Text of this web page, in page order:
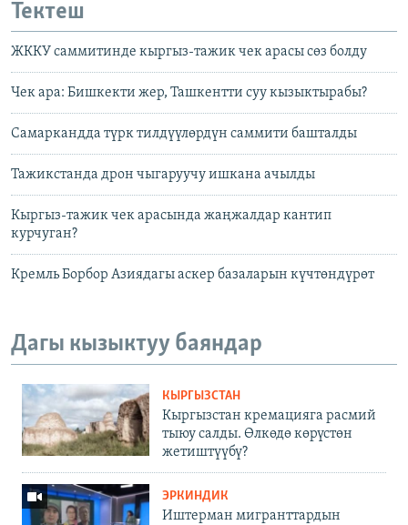
Тектеш
ЖККУ саммитинде кыргыз-тажик чек арасы сөз болду
Чек ара: Бишкекти жер, Ташкентти суу кызыктырабы?
Самаркандда түрк тилдүүлөрдүн саммити башталды
Тажикстанда дрон чыгаруучу ишкана ачылды
Кыргыз-тажик чек арасында жаңжалдар кантип
курчуган?
Кремль Борбор Азиядагы аскер базаларын күчтөндүрөт
Дагы кызыктуу баяндар
КЫРГЫЗСТАН
Кыргызстан кремацияга расмий
тыюу салды. Өлкөдө көрүстөн
жетиштүүбү?
ЭРКИНДИК
Иштерман мигранттардын